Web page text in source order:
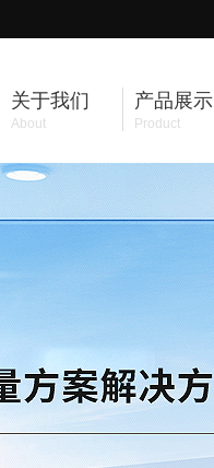
关于我们
About
产品展示
Product